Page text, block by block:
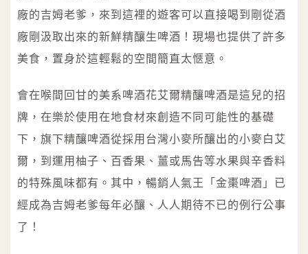
廠的吉姆老爹，來到這裡的遊客可以直接喝到剛從酒
廠剛汲取出來的新鮮精釀生啤酒！現場也提供了許多
美食，置身於這輕鬆的空間簡直太愜意。
會在喉間回甘的美系啤酒花艾爾精釀啤酒是這兒的招
牌，在樂於使用在地食材來創造不同可能性的基礎
下，旗下精釀啤酒從採用台灣小麥所釀出的小麥白艾
爾，到運用柚子、百香果、薑或馬告等水果與辛香料
的特殊風味都有。其中，暢銷人氣王「金棗啤酒」已
經成為吉姆老爹每年必釀、人人期待不已的例行公事
了！